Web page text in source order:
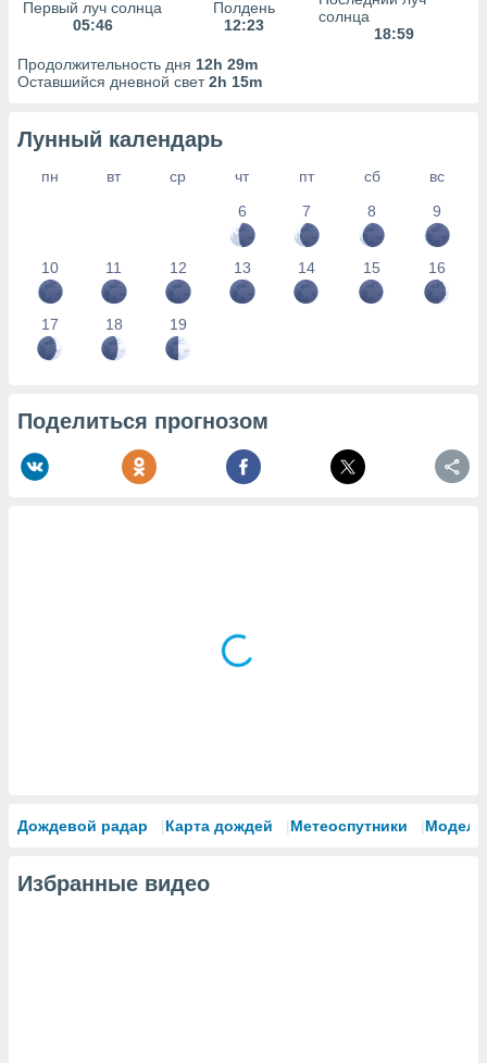
Первый луч солнца
05:46
Полдень
12:23
солнца
18:59
Продолжительность дня 12h 29m
Оставшийся дневной свет2h 15m
Лунный календарь
пн вт ср чт пт сб
вс
6
7 8 9
10 11 12 13 14 15 16
17 18 19
Поделиться прогнозом
Дождевой радар Карта дождей Метеоспутники Модели
Избранные видео